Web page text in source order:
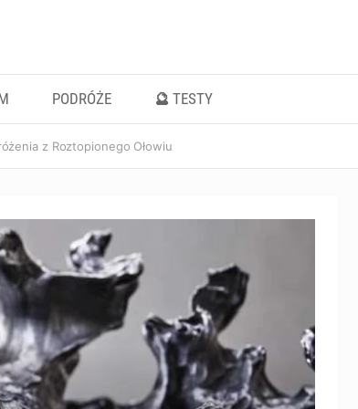
PODRÓŻE 🔮 TESTY
z Roztopionego Ołowiu